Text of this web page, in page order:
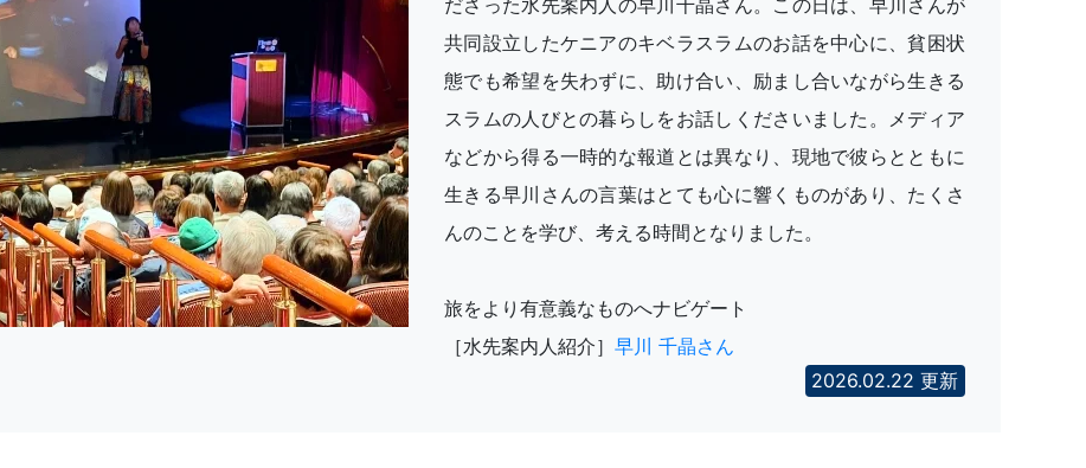
共同設立したケニアのキベラスラムのお話を中心に、貧困状
態でも希望を失わずに、助け合い、励まし合いながら生きる
スラムの人びとの暮らしをお話しくださいました。メディア
などから得る一時的な報道とは異なり、現地で彼らとともに
生きる早川さんの言葉はとても心に響くものがあり、たくさ
んのことを学び、考える時間となりました。
旅をより有意義なものへナビゲート
［水先案内人紹介］ 早川 千晶さん
2026.02.22 更新